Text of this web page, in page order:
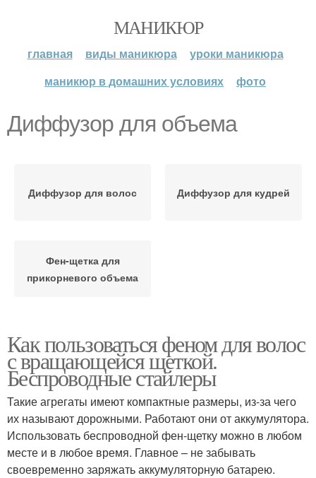
МАНИКЮР
главная виды маникюра
уроки маникюра
маникюр в домашних условиях
фото
Диффузор для объема
Диффузор для волос Диффузор для кудрей
Фен-щетка для
прикорневого объема
Как пользоваться феном для волос
с вращающейся щеткой.
Беспроводные стайлеры
Такие агрегаты имеют компактные размеры, из-за чего
их называют дорожными. Работают они от аккумулятора.
Использовать беспроводной фен-щетку можно в любом
месте и в любое время. Главное – не забывать
своевременно заряжать аккумуляторную батарею.